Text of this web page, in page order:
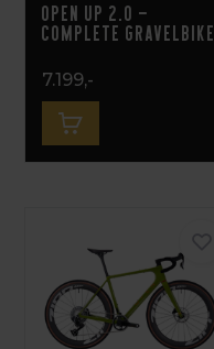
OPEN UP 2.0 –
Complete Gravelbike
7.199,-